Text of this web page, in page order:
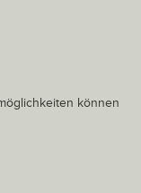
können